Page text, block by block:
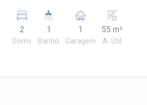
com 2 dormitórios com armários, sala,
cozinha com armários e banheiro social
com gabinete e box, área de serviço, 1
2
Dorm.
1
Banho
1
Garagem
55 m²
A. Útil